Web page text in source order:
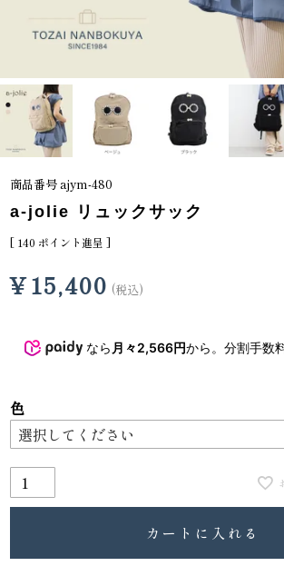
商品番号ajym-480
a-jolie リュックサック
[ 140 ポイント進呈 ]
¥15,400 税込
なら 月々2,566円から。分割手数
色
カートに入れる